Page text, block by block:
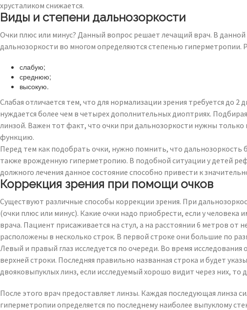
хрусталиком снижается.
Виды и степени дальнозоркости
Очки плюс или минус? Данный вопрос решает лечащий врач. В
дальнозоркости во многом определяются степенью гиперметропии.
слабую;
среднюю;
высокую.
Слабая отличается тем, что для нормализации зрения требуется до
нуждается более чем в четырех дополнительных диоптриях.
линзой. Важен тот факт, что очки при дальнозоркости нужны
функцию.
Перед тем как подобрать очки, нужно помнить, что
также врожденную гиперметропию. В подобной ситуации у детей
должного лечения данное состояние способно привести к
Коррекция зрения при помощи очков
Существуют различные способы коррекции зрения. При
(очки плюс или минус). Какие очки надо приобрести, если у человека
врача. Пациент присаживается на стул, а на расстоянии 6 метров
расположены в несколько строк. В первой строке они большие по
Левый и правый глаз исследуется по очереди. Во время
верхней строки. Последняя правильно названная строка и будет
двояковыпуклых линз, если исследуемый хорошо видит через них, то
После этого врач предоставляет линзы. Каждая последующая линза
гиперметропии определяется по последнему наиболее выпуклому